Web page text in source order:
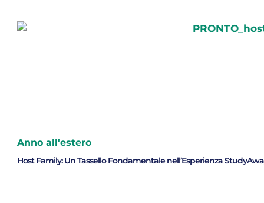
Anno all'estero
Host Family: Un Tassello Fondamentale nell’Esperienza